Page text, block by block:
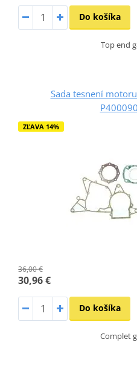
Do košíka
Top end
Sada tesnení
ZĽAVA 14%
36,00 €
30,96 €
Do košíka
Complet